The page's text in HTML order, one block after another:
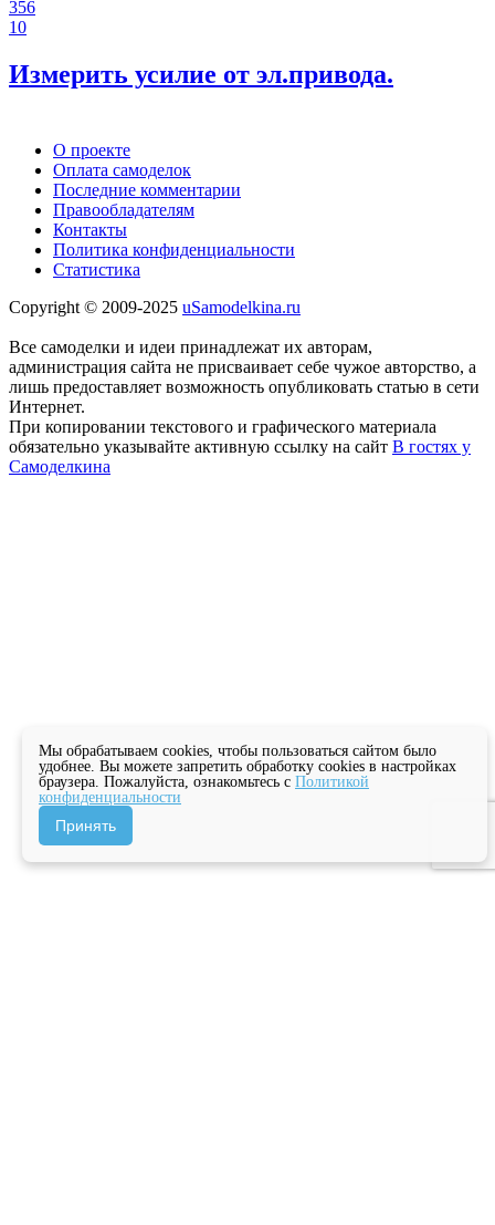
356
10
Измерить усилие от эл.привода.
О проекте
Оплата самоделок
Последние комментарии
Правообладателям
Контакты
Политика конфиденциальности
Статистика
Copyright © 2009-2025 uSamodelkina.ru
Все самоделки и идеи принадлежат их авторам,
администрация сайта не присваивает себе чужое авторство, а
лишь предоставляет возможность опубликовать статью в сети
Интернет.
При копировании текстового и графического материала
обязательно указывайте активную ссылку на сайт В гостях у
Самоделкина
Мы обрабатываем cookies, чтобы пользоваться сайтом было
удобнее. Вы можете запретить обработку cookies в настройках
браузера. Пожалуйста, ознакомьтесь с Политикой
конфиденциальности
Принять